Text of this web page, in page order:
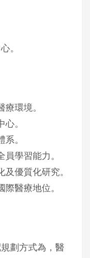
。
環境。
。
。
學習能力。
優質化研究。
醫療地位。
劃方式為，醫